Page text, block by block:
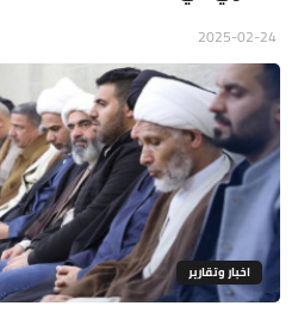
اخبار وتقارير